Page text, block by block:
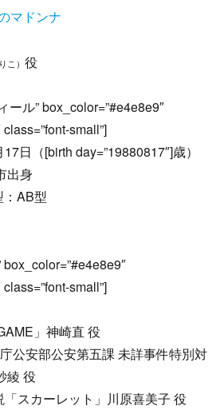
マドンナ
こ） 役
ール” box_color=”#e4e8e9″
small”]
日（[birth day=”19880817″]歳）
出身
：AB型
small”]
」神崎直 役
公安部公安第五課 未詳事件特別対
綾 役
スカーレット」川原喜美子 役